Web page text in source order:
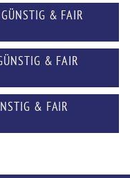
& FAIR
& FAIR
& FAIR